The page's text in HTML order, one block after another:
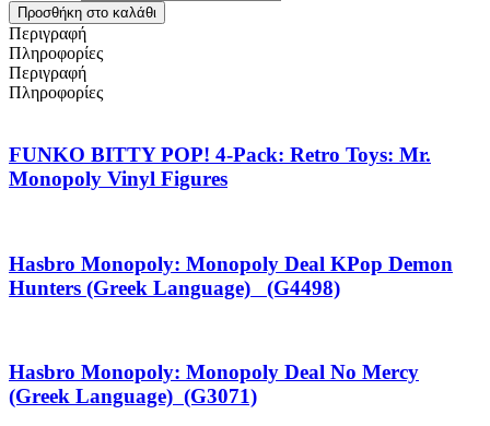
Προσθήκη στο καλάθι
Περιγραφή
Πληροφορίες
Περιγραφή
Πληροφορίες
FUNKO BITTY POP! 4-Pack: Retro Toys: Mr.
Monopoly Vinyl Figures
Hasbro Monopoly: Monopoly Deal KPop Demon
Hunters (Greek Language) (G4498)
Hasbro Monopoly: Monopoly Deal No Mercy
(Greek Language) (G3071)